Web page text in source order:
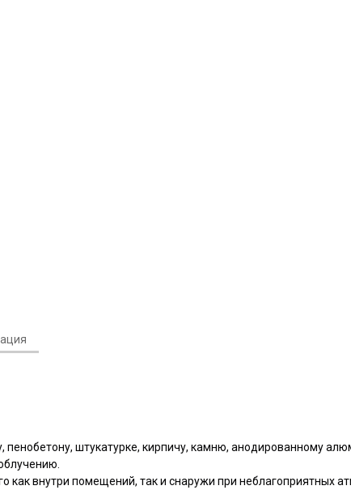
пенобетону, штукатурке, кирпичу, камню, анодированному
как внутри помещений, так и снаружи при неблагоприятных